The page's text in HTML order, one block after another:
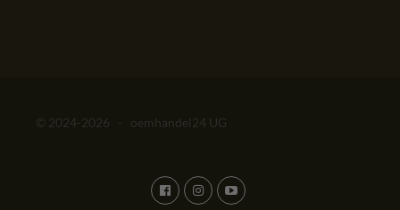
© 2024-2026 - oemhandel24 UG